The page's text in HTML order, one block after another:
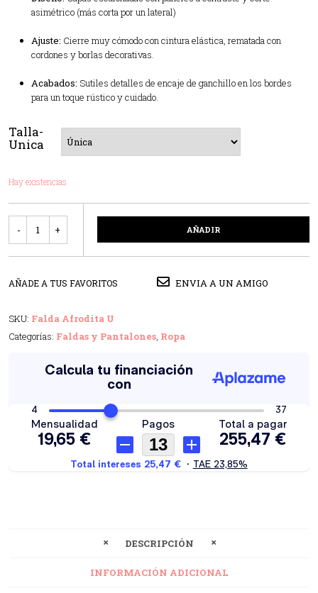
asimétrico (más corta por un lateral)
Ajuste: Cierre muy cómodo con cintura elástica, rematada con
cordones y borlas decorativas.
Acabados: Sutiles detalles de encaje de ganchillo en los bordes
para un toque rústico y cuidado.
Talla-
Unica
Hay existencias
AÑADIR
AÑADE A TUS FAVORITOS ENVIA A UN AMIGO
SKU: Falda Afrodita U
Categorías: Faldas y Pantalones, Ropa
DESCRIPCIÓN
INFORMACIÓN ADICIONAL